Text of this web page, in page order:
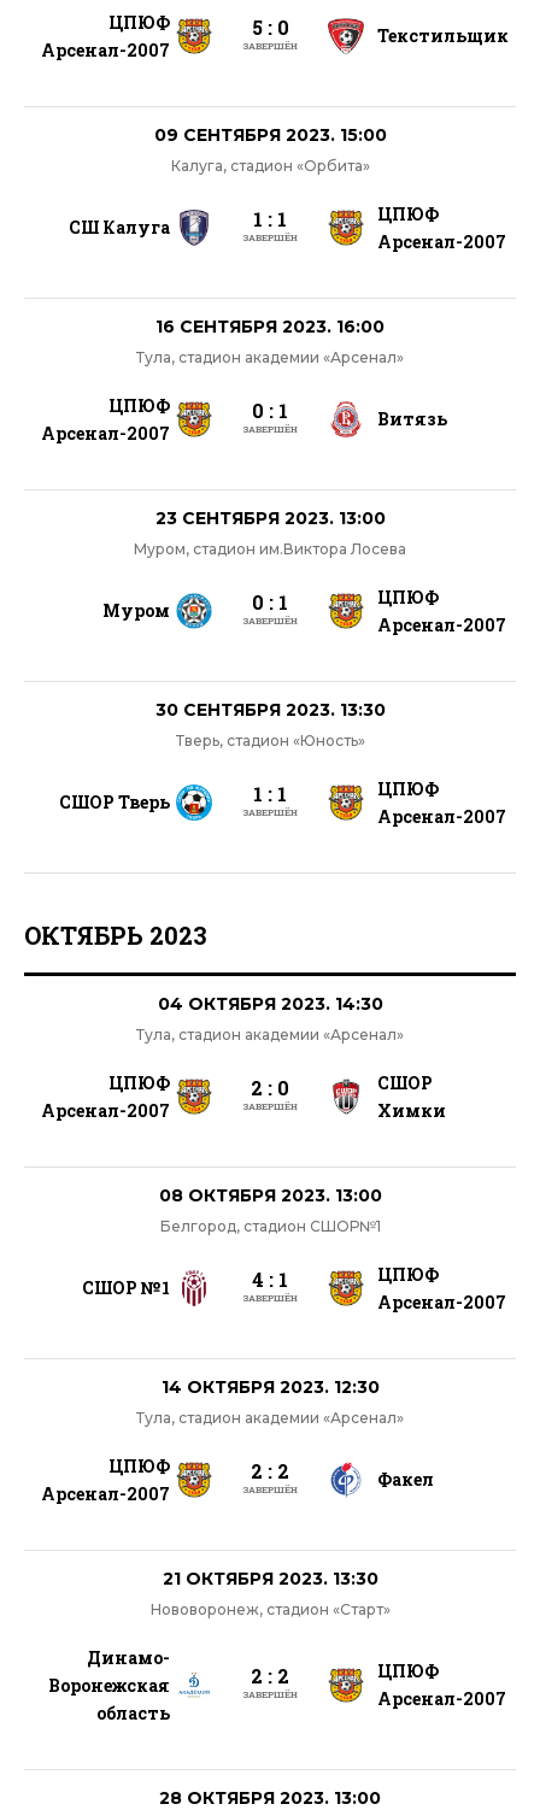
ЦПЮФ
Арсенал-2007
5 : 0
ЗАВЕРШЁН Текстильщик
09 СЕНТЯБРЯ 2023. 15:00
Калуга, стадион «Орбита»
СШ Калуга 1 : 1
ЗАВЕРШЁН
ЦПЮФ
Арсенал-2007
16 СЕНТЯБРЯ 2023. 16:00
Тула, стадион академии «Арсенал»
ЦПЮФ
Арсенал-2007
0 : 1
ЗАВЕРШЁН Витязь
23 СЕНТЯБРЯ 2023. 13:00
Муром, стадион им.Виктора Лосева
Муром 0 : 1
ЗАВЕРШЁН
ЦПЮФ
Арсенал-2007
30 СЕНТЯБРЯ 2023. 13:30
Тверь, стадион «Юность»
СШОР Тверь 1 : 1
ЗАВЕРШЁН
ЦПЮФ
Арсенал-2007
ОКТЯБРЬ 2023
04 ОКТЯБРЯ 2023. 14:30
Тула, стадион академии «Арсенал»
ЦПЮФ
Арсенал-2007
2 : 0
ЗАВЕРШЁН
СШОР
Химки
08 ОКТЯБРЯ 2023. 13:00
Белгород, стадион СШОР№1
СШОР №1 4 : 1
ЗАВЕРШЁН
ЦПЮФ
Арсенал-2007
14 ОКТЯБРЯ 2023. 12:30
Тула, стадион академии «Арсенал»
ЦПЮФ
Арсенал-2007
2 : 2
ЗАВЕРШЁН Факел
21 ОКТЯБРЯ 2023. 13:30
Нововоронеж, стадион «Старт»
Динамо-
Воронежская
область
2 : 2
ЗАВЕРШЁН
ЦПЮФ
Арсенал-2007
28 ОКТЯБРЯ 2023. 13:00